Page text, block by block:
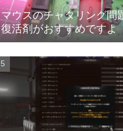
マウスのチャタリング問
復活剤がおすすめですよ